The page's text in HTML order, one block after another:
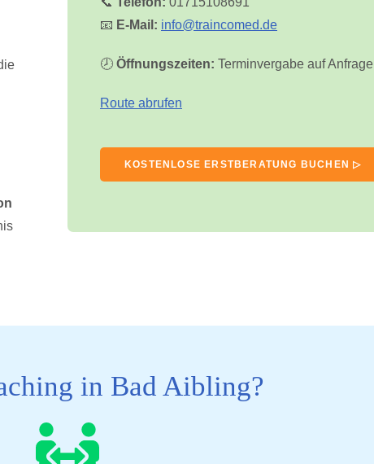
📧 E-Mail: info@traincomed.de
🕗 Öffnungszeiten: Terminvergabe auf Anfrage
Route abrufen
KOSTENLOSE ERSTBERATUNG BUCHEN ▷
in Bad Aibling?